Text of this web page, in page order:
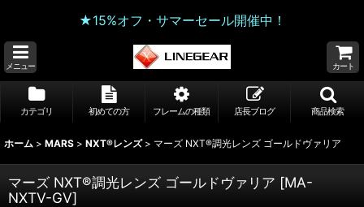
★15%オフ・サマーセール開催中！
メニュー カート
カテゴリ 初めての方 フレームの種類 店長ブログ 商品検索
ホーム > MARS > NXT®レンズ > マーズ NXT®調光レンズ ゴールドヴァリア
マーズ NXT®調光レンズ ゴールドヴァリア [MA-
NXTV-GV]